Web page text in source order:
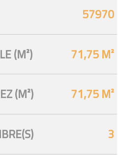
57970
(M²)
71,75 M²
(M²)
71,75 M²
3